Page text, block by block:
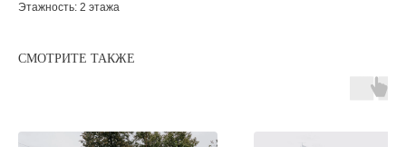
Этажность: 2 этажа
СМОТРИТЕ ТАКЖЕ